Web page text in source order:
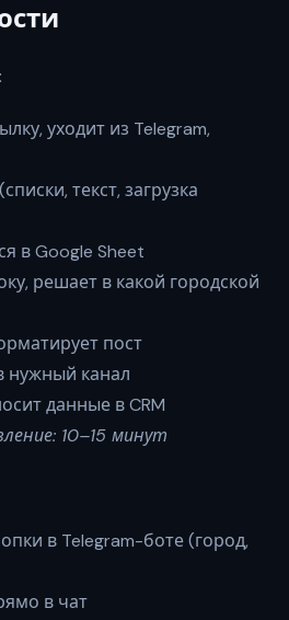
уходит из Telegram,
текст, загрузка
в Google Sheet
решает в какой городской
пост
нужный канал
данные в CRM
10–15 минут
в Telegram-боте (город,
в чат